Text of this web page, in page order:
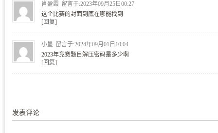
肖盈霞 留言于:2023年09月25日00:27
这个比赛的封面到底在哪能找到
[回复]
小墨 留言于:2024年09月01日10:04
2023年竞赛题目解压密码是多少啊
[回复]
发表评论